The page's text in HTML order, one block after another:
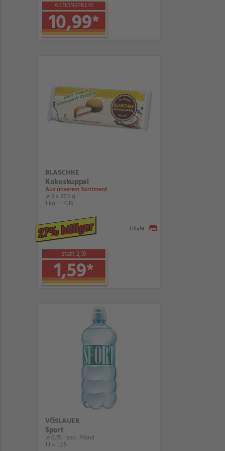
AKTIONSPREIS!
10,99*
BLASCHKE
Kokoskuppel
Aus unserem Sortiment
je 3 x 37,5 g
1 kg = 14,13
27% billiger
statt 2,19
1,59*
Filiale
VÖSLAUER
Sport
je 0,75 l exkl. Pfand
1 l = 1,05